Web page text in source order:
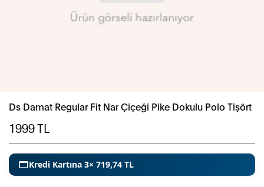
Ds Damat Regular Fit Nar Çiçeği Pike Dokulu Polo Tişört
1999TL
Kredi Kartına 3× 719,74 TL